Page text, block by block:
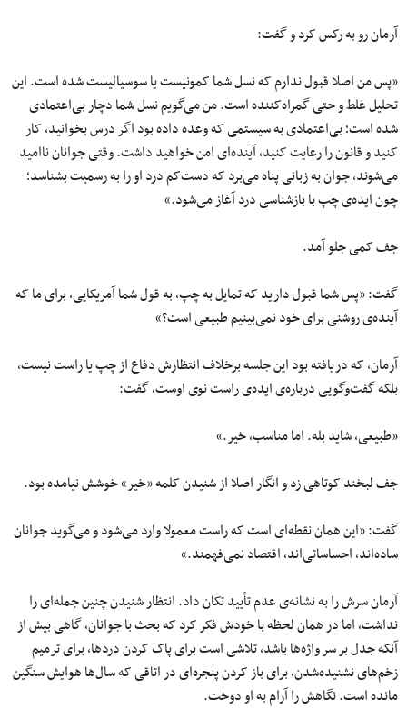
آرمان رو به رکس کرد و گفت:
«پس من اصلا قبول ندارم که نسل شما کمونیست یا سوسیالیست شده است. این
تحلیل غلط و حتی گمراه‌کننده است. من می‌گویم نسل شما دچار بی‌اعتمادی
شده است؛ بی‌اعتمادی به سیستمی که وعده داده بود اگر درس بخوانید، کار
کنید و قانون را رعایت کنید، آینده‌ای امن خواهید داشت. وقتی جوانان ناامید
می‌شوند، جوان به زبانی پناه می‌برد که دست‌کم درد او را به رسمیت بشناسد؛
چون ایده‌ی چپ با بازشناسی درد آغاز می‌شود.»
جف کمی جلو آمد.
گفت: «پس شما قبول دارید که تمایل به چپ، به قول شما آمریکایی، برای ما که
آینده‌ی روشنی برای خود نمی‌بینیم طبیعی است؟»
آرمان، که دریافته بود این جلسه برخلاف انتظارش دفاع از چپ یا راست نیست،
بلکه گفت‌وگویی درباره‌ی ایده‌ی راست نوی اوست، گفت:
«طبیعی، شاید بله. اما مناسب، خیر.»
جف لبخند کوتاهی زد و انگار اصلا از شنیدن کلمه «خیر» خوشش نیامده بود.
گفت: «این همان نقطه‌ای است که راست معمولا وارد می‌شود و می‌گوید جوانان
ساده‌اند، احساساتی‌اند، اقتصاد نمی‌فهمند.»
آرمان سرش را به نشانه‌ی عدم تأیید تکان داد. انتظار شنیدن چنین جمله‌ای را
نداشت، اما در همان لحظه با خودش فکر کرد که بحث با جوانان، گاهی بیش از
آنکه جدل بر سر واژه‌ها باشد، تلاشی است برای پاک کردن دردها، برای ترمیم
زخم‌های نشنیده‌شدن، برای باز کردن پنجره‌ای در اتاقی که سال‌ها هوایش سنگین
مانده است. نگاهش را آرام به او دوخت.